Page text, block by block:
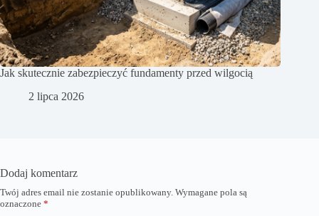
Jak skutecznie zabezpieczyć fundamenty przed wilgocią
2 lipca 2026
Dodaj komentarz
Twój adres email nie zostanie opublikowany. Wymagane pola są
oznaczone *